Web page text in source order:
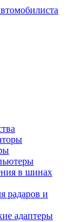
в шинах
радаров и
адаптеры